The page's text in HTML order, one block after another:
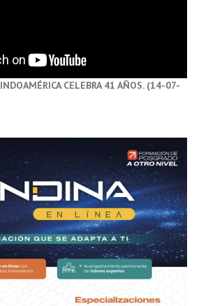
INDOAMÉRICA CELEBRA 41 AÑOS. (14-07-